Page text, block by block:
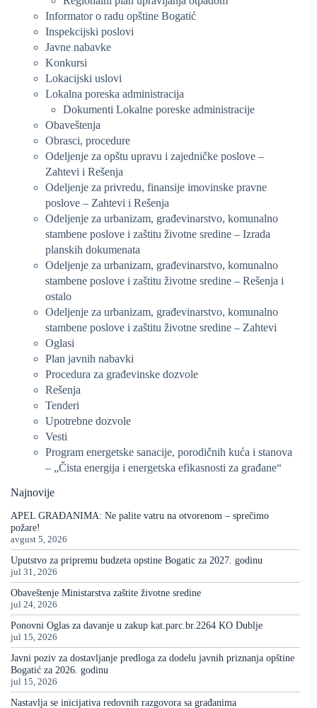
Informator o radu opštine Bogatić
Inspekcijski poslovi
Javne nabavke
Konkursi
Lokacijski uslovi
Lokalna poreska administracija
Dokumenti Lokalne poreske administracije
Obaveštenja
Obrasci, procedure
Odeljenje za opštu upravu i zajedničke poslove –
Zahtevi i Rešenja
Odeljenje za privredu, finansije imovinske pravne
poslove – Zahtevi i Rešenja
Odeljenje za urbanizam, građevinarstvo, komunalno
stambene poslove i zaštitu životne sredine – Izrada
planskih dokumenata
Odeljenje za urbanizam, građevinarstvo, komunalno
stambene poslove i zaštitu životne sredine – Rešenja i
ostalo
Odeljenje za urbanizam, građevinarstvo, komunalno
stambene poslove i zaštitu životne sredine – Zahtevi
Oglasi
Plan javnih nabavki
Procedura za građevinske dozvole
Rešenja
Tenderi
Upotrebne dozvole
Vesti
Program energetske sanacije, porodičnih kuća i stanova
– „Čista energija i energetska efikasnosti za građane“
Najnovije
APEL GRAĐANIMA: Ne palite vatru na otvorenom – sprečimo
požare!
avgust 5, 2026
Uputstvo za pripremu budzeta opstine Bogatic za 2027. godinu
jul 31, 2026
Obaveštenje Ministarstva zaštite životne sredine
jul 24, 2026
Ponovni Oglas za davanje u zakup kat.parc.br.2264 KO Dublje
jul 15, 2026
Javni poziv za dostavljanje predloga za dodelu javnih priznanja opštine
Bogatić za 2026. godinu
jul 15, 2026
Nastavlja se inicijativa redovnih razgovora sa građanima